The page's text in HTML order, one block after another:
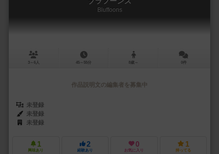
Bluffoons
3～6人 45～55分 8歳～ 0件
作品説明文の編集者を募集中
未登録
未登録
未登録
1
興味あり
2
経験あり
0
お気に入り
1
持ってる